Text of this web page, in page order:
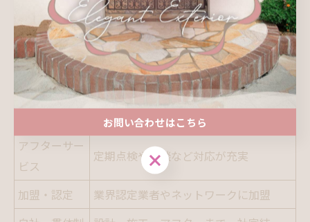
スクにも強い提案ができます。アフター対応の有無や、
設計から施工・アフターまで自社一貫体制かどうかも比
較時の重要な基準となります。
基準
詳細
長年の地域密着実績がある
アフターサー
ビス
定期点検や相談など対応が充実
加盟・認定
業界認定業者やネットワークに加盟
お問い合わせはこちら
お問い合わせはこちら